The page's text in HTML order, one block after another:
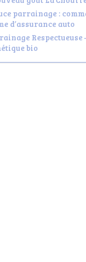
parrainage :
d’assurance auto
Respectueuse
bio